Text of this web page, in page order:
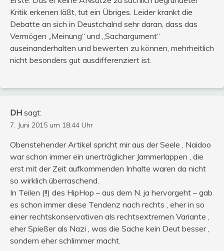
Kritik erkenen läßt, tut ein Übriges. Leider krankt die
Debatte an sich in Deustchalnd sehr daran, dass das
Vermögen „Meinung“ und „Sachargument“
auseinanderhalten und bewerten zu können, mehrheitlich
nicht besonders gut ausdifferenziert ist.
DH sagt:
7. Juni 2015 um 18:44 Uhr
Obenstehender Artikel spricht mir aus der Seele , Naidoo
war schon immer ein unerträglicher Jammerlappen , die
erst mit der Zeit aufkommenden Inhalte waren da nicht
so wirklich überraschend.
In Teilen (!!) des HipHop – aus dem N. ja hervorgeht – gab
es schon immer diese Tendenz nach rechts , eher in so
einer rechtskonservativen als rechtsextremen Variante ,
eher Spießer als Nazi , was die Sache kein Deut besser ,
sondern eher schlimmer macht.